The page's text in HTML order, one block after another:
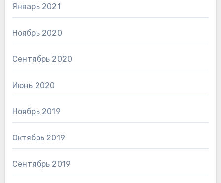
Январь 2021
Ноябрь 2020
Сентябрь 2020
Июнь 2020
Ноябрь 2019
Октябрь 2019
Сентябрь 2019